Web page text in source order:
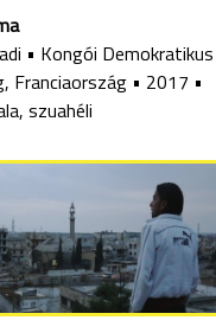
• Kongói Demokratikus
Franciaország • 2017 •
szuahéli